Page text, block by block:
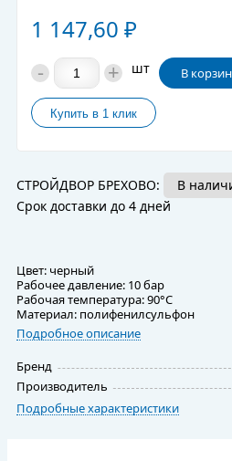
1 147,60 ₽
- + шт В
СТРОЙДВОР БРЕХОВО:
В
Срок доставки до 4 дней
Цвет: черный
Рабочее давление: 10 бар
Рабочая температура: 90°C
Материал: полифенилсульфон
Подробное описание
Бренд
Производитель
Подробные характеристики